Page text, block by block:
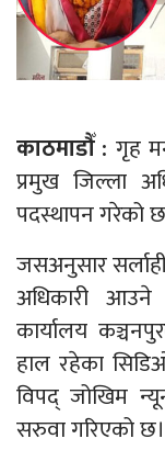
काठमाडौँ : गृह
प्रमुख जिल्ला
पदस्थापन गरेको
जसअनुसार
अधिकारी
कार्यालय
हाल रहेका
विपद् जोखिम
सरुवा गरिएको छ।